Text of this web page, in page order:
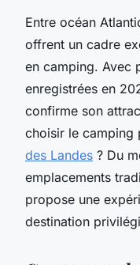
Entre océan
offrent un cadre
en camping. Avec
enregistrées en
confirme son
choisir le camping
des Landes ? Du
emplacements
propose une
destination